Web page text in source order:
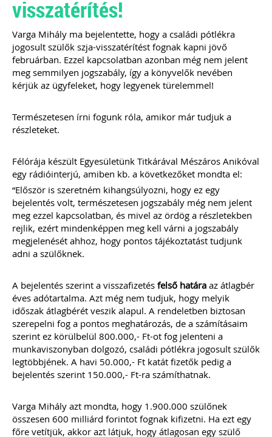
A számlakép digitalizálásától a
feldolgozáson át a digitális
bizonylatok archiválásáig
2022
felelősség a digitális bizonylatok online
rendszerekben történő kezelése.
átlátható szabályozást
(szerződésmintát) az elektronikus
dokumentumok kezeléséhez, melyre
akkor van szükséged, ha nem csak és
kizárólag mindent papír alapon
könyvelsz.
TAGJAINK INGYENESEN LETÖLTHETIK -
Tagoknak: Ingyenesen
letölthető
MEGRENDELEM
Még több szakmai kiadvány »
Szakmai sarok
visszatérítés!
Varga Mihály ma bejelentette, hogy a családi pótlékra
jogosult szülők szja-visszatérítést fognak kapni jövő
februárban. Ezzel kapcsolatban azonban még nem jelent
meg semmilyen jogszabály, így a könyvelők nevében
kérjük az ügyfeleket, hogy legyenek türelemmel!
Természetesen írni fogunk róla, amikor már tudjuk a
részleteket.
Félórája készült Egyesületünk Titkárával Mészáros Anikóval
egy rádióinterjú, amiben kb. a következőket mondta el:
“Először is szeretném kihangsúlyozni, hogy ez egy
bejelentés volt, természetesen jogszabály még nem jelent
meg ezzel kapcsolatban, és mivel az ördög a részletekben
rejlik, ezért mindenképpen meg kell várni a jogszabály
megjelenését ahhoz, hogy pontos tájékoztatást tudjunk
adni a szülőknek.
A bejelentés szerint a visszafizetés felső határa az átlagbér
éves adótartalma. Azt még nem tudjuk, hogy melyik
időszak átlagbérét veszik alapul. A rendeletben biztosan
szerepelni fog a pontos meghatározás, de a számításaim
szerint ez körülbelül 800.000,- Ft-ot fog jelenteni a
munkaviszonyban dolgozó, családi pótlékra jogosult szülők
legtöbbjének. A havi 50.000,- Ft katát fizetők pedig a
bejelentés szerint 150.000,- Ft-ra számíthatnak.
Varga Mihály azt mondta, hogy 1.900.000 szülőnek
összesen 600 milliárd forintot fognak kifizetni. Ha ezt egy
főre vetítjük, akkor azt látjuk, hogy átlagosan egy szülő